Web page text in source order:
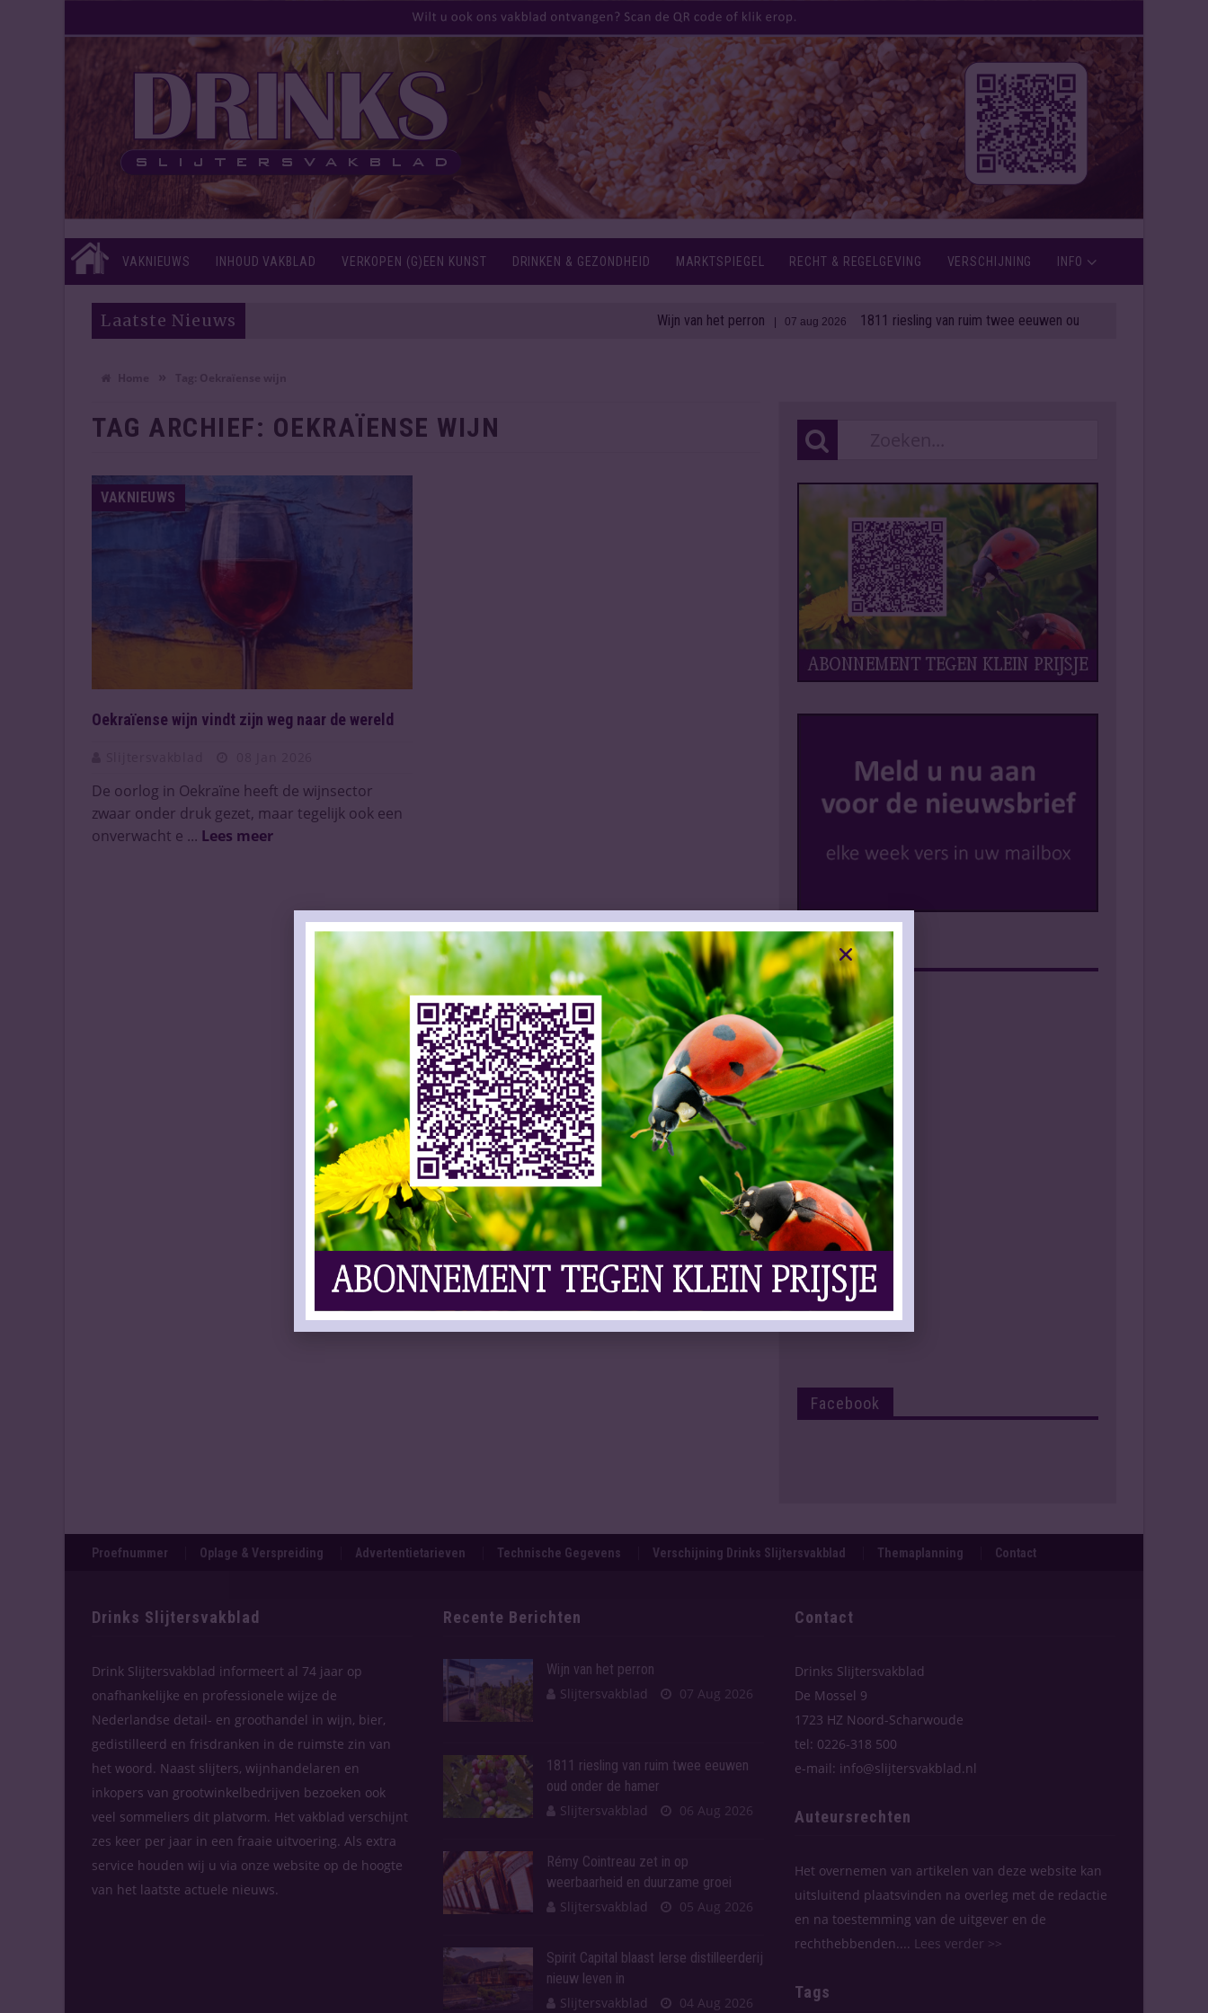
VAKNIEUWS INHOUD VAKBLAD VERKOPEN (G)EEN KUNST DRINKEN & GEZONDHEID MARKTSPIEGEL RECHT & REGELGEVING VERSCHIJNING INFO
Laatste Nieuws Wijn van het perron| 07 aug 2026 1811 riesling van ruim twee eeuwen oud onder de hamer
TAG ARCHIEF: OEKRAÏENSE WIJN
VAKNIEUWS
Oekraïense wijn vindt zijn weg naar de wereld
De oorlog in Oekraïne heeft de wijnsector
zwaar onder druk gezet, maar tegelijk ook een
onverwacht e ... Lees meer
Instagram
Facebook
Proefnummer Oplage & Verspreiding Advertentietarieven Technische Gegevens Verschijning Drinks Slijtersvakblad Themaplanning Contact
Drinks Slijtersvakblad
Drink Slijtersvakblad informeert al 74 jaar op
onafhankelijke en professionele wijze de
Nederlandse detail- en groothandel in wijn, bier,
gedistilleerd en frisdranken in de ruimste zin van
het woord. Naast slijters, wijnhandelaren en
inkopers van grootwinkelbedrijven bezoeken ook
veel sommeliers dit platvorm. Het vakblad verschijnt
zes keer per jaar in een fraaie uitvoering. Als extra
service houden wij u via onze website op de hoogte
van het laatste actuele nieuws.
Recente Berichten
Wijn van het perron
Slijtersvakblad
07 Aug 2026
1811 riesling van ruim twee eeuwen
oud onder de hamer
Slijtersvakblad
06 Aug 2026
Rémy Cointreau zet in op
weerbaarheid en duurzame groei
Slijtersvakblad
05 Aug 2026
Spirit Capital blaast Ierse distilleerderij
nieuw leven in
Slijtersvakblad
04 Aug 2026
Contact
Drinks Slijtersvakblad
De Mossel 9
1723 HZ Noord-Scharwoude
tel: 0226-318 500
e-mail: info@slijtersvakblad.nl
Auteursrechten
Het overnemen van artikelen van deze website kan
uitsluitend plaatsvinden na overleg met de redactie
en na toestemming van de uitgever en de
rechthebbenden.... Lees verder >>
Tags